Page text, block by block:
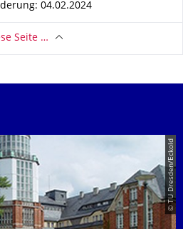
04.02.2024
Seite …
© TU Dresden/Eckold